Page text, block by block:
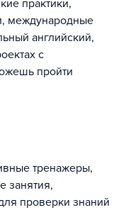
международные
английский,
с
пройти
занятия,
проверки знаний